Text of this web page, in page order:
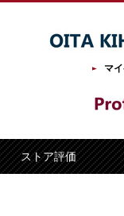
マ
ストア評価